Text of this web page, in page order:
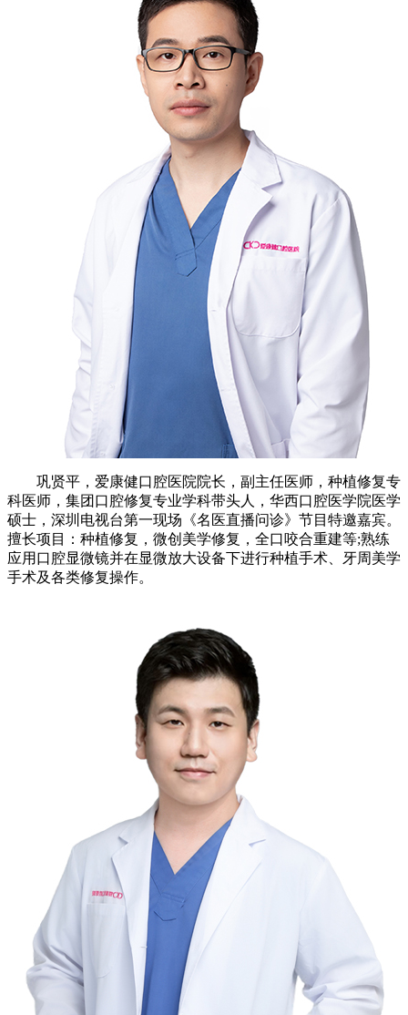
巩贤平，爱康健口腔医院院长，副主任医师，种植修复专
科医师，集团口腔修复专业学科带头人，华西口腔医学院医学
硕士，深圳电视台第一现场《名医直播问诊》节目特邀嘉宾。
擅长项目：种植修复，微创美学修复，全口咬合重建等;熟练
应用口腔显微镜并在显微放大设备下进行种植手术、牙周美学
手术及各类修复操作。